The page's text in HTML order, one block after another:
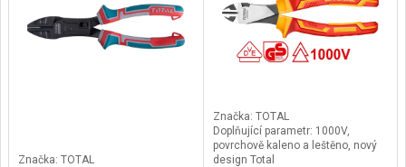
Značka: TOTAL
Značka: TOTAL
Doplňující parametr: 1000V,
povrchově kaleno a leštěno, nový
design Total